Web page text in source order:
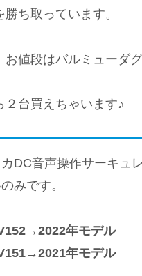
勝ち取っています。
お値段はバルミューダ
２台買えちゃいます♪
DC音声操作サーキュ
みです。
年モデル
年モデル